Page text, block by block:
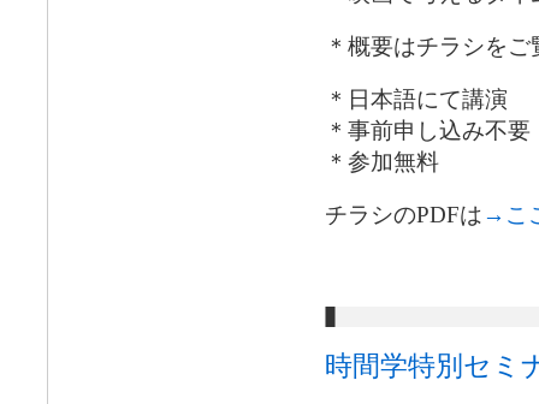
＊概要はチラシを
＊日本語にて講演
＊事前申し込み不要
＊参加無料
チラシのPDFは→こ
時間学特別セミ